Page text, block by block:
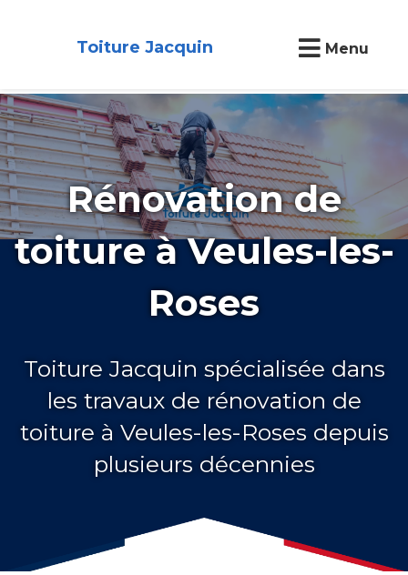
Toiture Jacquin Menu
Rénovation de
toiture à Veules-les-
Roses
Toiture Jacquin spécialisée dans
les travaux de rénovation de
toiture à Veules-les-Roses depuis
plusieurs décennies